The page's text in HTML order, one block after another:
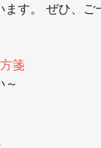
す。 ぜひ、ご
箋